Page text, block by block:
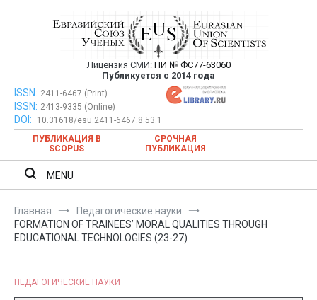
Евразийский Союз Ученых —
публикация научных статей в
ежемесячном научном журнале
Лицензия СМИ: ПИ № ФС77-63060
Публикуется с 2014 года
Евразийский Союз Ученых — публикация научных статей в
ежемесячном научном журнале
ISSN: 2411-6467 (Print)
ISSN: 2413-9335 (Online)
DOI:
10.31618/esu.2411-6467.8.53.1
ПУБЛИКАЦИЯ В
SCOPUS
СРОЧНАЯ
ПУБЛИКАЦИЯ
MENU
Главная
Педагогические науки
FORMATION OF TRAINEES’ MORAL QUALITIES THROUGH
EDUCATIONAL TECHNOLOGIES (23-27)
ПЕДАГОГИЧЕСКИЕ НАУКИ